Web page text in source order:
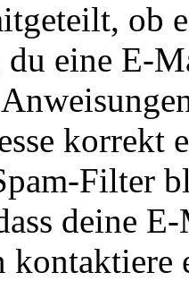
ob
eine E-
korrekt
Filter
deine
kontaktiere